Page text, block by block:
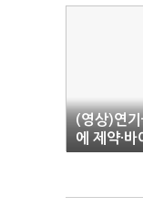
(영상)연기
에 제약·
코로나 백